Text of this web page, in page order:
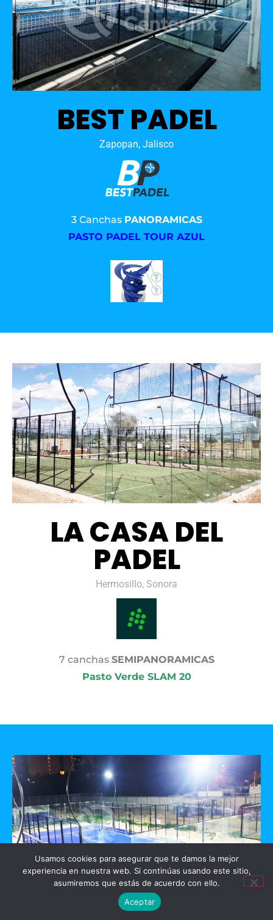
BEST PADEL
Zapopan, Jalisco
3 Canchas PANORAMICAS
PASTO PADEL TOUR AZUL
LA CASA DEL
PADEL
Hermosillo, Sonora
7 canchas SEMIPANORAMICAS
Pasto Verde SLAM 20
Usamos cookies para asegurar que te damos la mejor
experiencia en nuestra web. Si continúas usando este sitio,
asumiremos que estás de acuerdo con ello.
Aceptar